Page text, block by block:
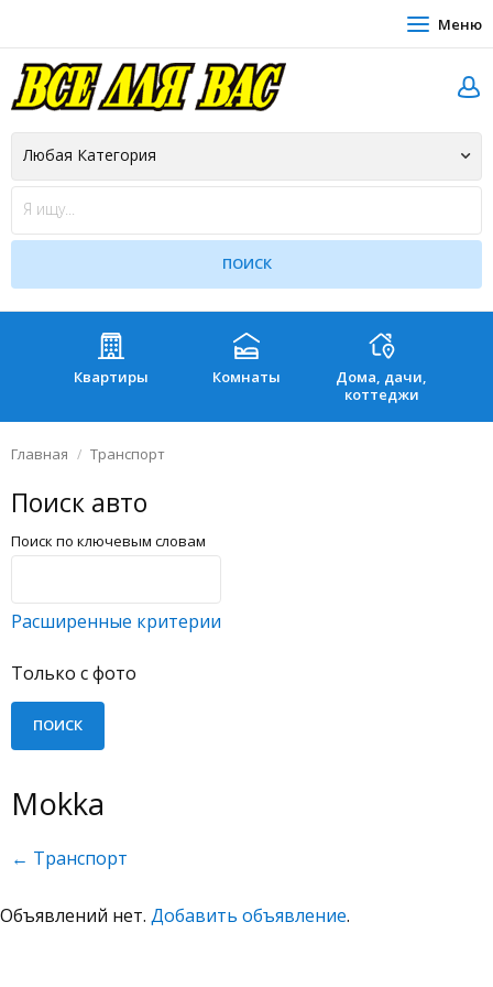
Меню
Квартиры Комнаты
Дома, дачи,
коттеджи
Главная Транспорт
Поиск авто
Поиск по ключевым словам
Расширенные критерии
Только с фото
Mokka
← Транспорт
Объявлений нет. Добавить объявление.